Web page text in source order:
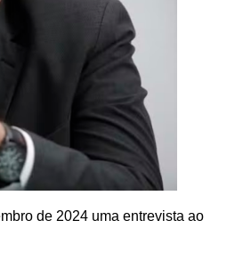
de 2024 uma entrevista ao